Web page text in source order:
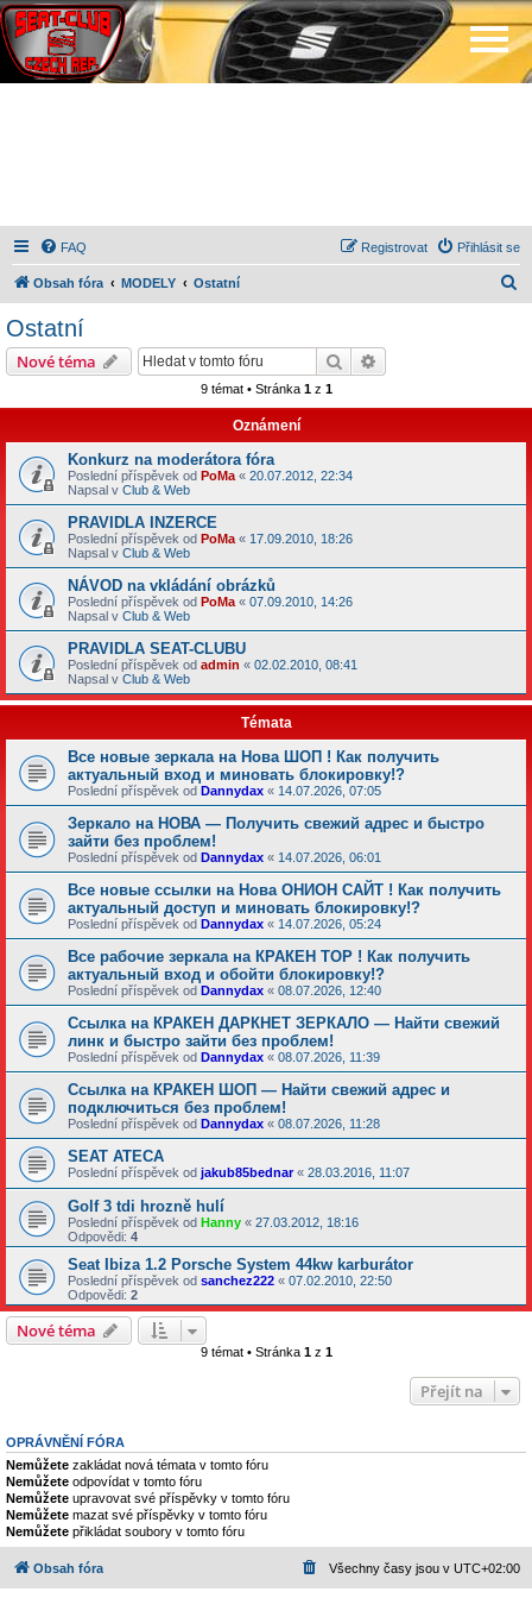
FAQ Přihlásit se
Registrovat
Obsah fóra MODELY Ostatní
Ostatní
Nové téma Hledat
9 témat • Stránka 1z 1
Oznámení
Konkurz na moderátora fóra
Poslední příspěvek od PoMa « 20.07.2012, 22:34
Napsal v Club & Web
PRAVIDLA INZERCE
Poslední příspěvek od PoMa « 17.09.2010, 18:26
Napsal v Club & Web
NÁVOD na vkládání obrázků
Poslední příspěvek od PoMa « 07.09.2010, 14:26
Napsal v Club & Web
PRAVIDLA SEAT-CLUBU
Poslední příspěvek od admin « 02.02.2010, 08:41
Napsal v Club & Web
Témata
Все новые зеркала на Нова ШОП ! Как получить
актуальный вход и миновать блокировку!?
Poslední příspěvek od Dannydax « 14.07.2026, 07:05
Зеркало на НОВА — Получить свежий адрес и быстро
зайти без проблем!
Poslední příspěvek od Dannydax « 14.07.2026, 06:01
Все новые ссылки на Нова ОНИОН САЙТ ! Как получить
актуальный доступ и миновать блокировку!?
Poslední příspěvek od Dannydax « 14.07.2026, 05:24
Все рабочие зеркала на КРАКЕН ТОР ! Как получить
актуальный вход и обойти блокировку!?
Poslední příspěvek od Dannydax « 08.07.2026, 12:40
Ссылка на КРАКЕН ДАРКНЕТ ЗЕРКАЛО — Найти свежий
линк и быстро зайти без проблем!
Poslední příspěvek od Dannydax « 08.07.2026, 11:39
Ссылка на КРАКЕН ШОП — Найти свежий адрес и
подключиться без проблем!
Poslední příspěvek od Dannydax « 08.07.2026, 11:28
SEAT ATECA
Poslední příspěvek od jakub85bednar« 28.03.2016, 11:07
Golf 3 tdi hrozně hulí
Poslední příspěvek od Hanny « 27.03.2012, 18:16
Odpovědi: 4
Seat Ibiza 1.2 Porsche System 44kw karburátor
Poslední příspěvek od sanchez222 « 07.02.2010, 22:50
Odpovědi: 2
Nové téma
9 témat • Stránka 1z 1
Přejít na
OPRÁVNĚNÍ FÓRA
Nemůžete zakládat nová témata v tomto fóru
Nemůžete odpovídat v tomto fóru
Nemůžete upravovat své příspěvky v tomto fóru
Nemůžete mazat své příspěvky v tomto fóru
Nemůžete přikládat soubory v tomto fóru
Obsah fóra Všechny časy jsou v UTC+02:00